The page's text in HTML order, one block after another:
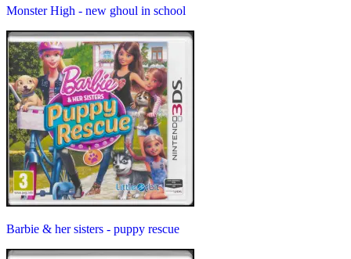
Monster High - new ghoul in school
Barbie & her sisters - puppy rescue